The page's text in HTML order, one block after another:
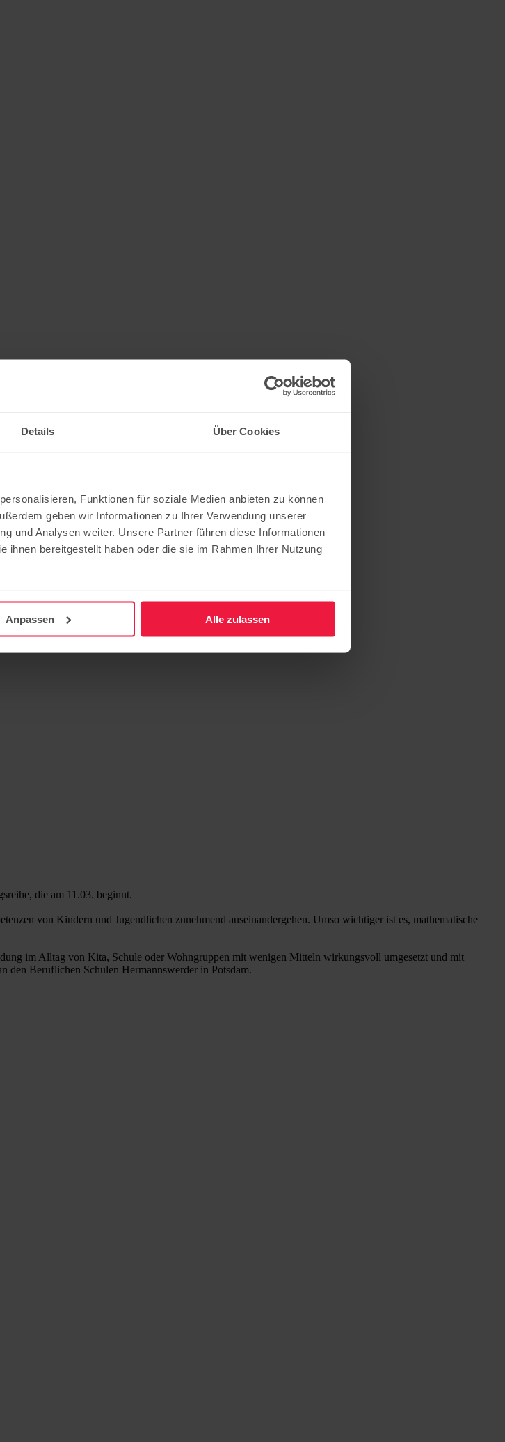
Details Über Cookies
Funktionen für soziale Medien anbieten zu können
geben wir Informationen zu Ihrer Verwendung unserer
und Analysen weiter. Unsere Partner führen diese Informationen
ihnen bereitgestellt haben oder die sie im Rahmen Ihrer Nutzung
Anpassen Alle zulassen
zur Mathematischen Bildung
Mitteln wirkungsvoll umsetzen.
die am 11.03. beginnt.
von Kindern und Jugendlichen zunehmend auseinandergehen. Umso wichtiger ist es, mathematische
im Alltag von Kita, Schule oder Wohngruppen mit wenigen Mitteln wirkungsvoll umgesetzt und mit
den Beruflichen Schulen Hermannswerder in Potsdam.